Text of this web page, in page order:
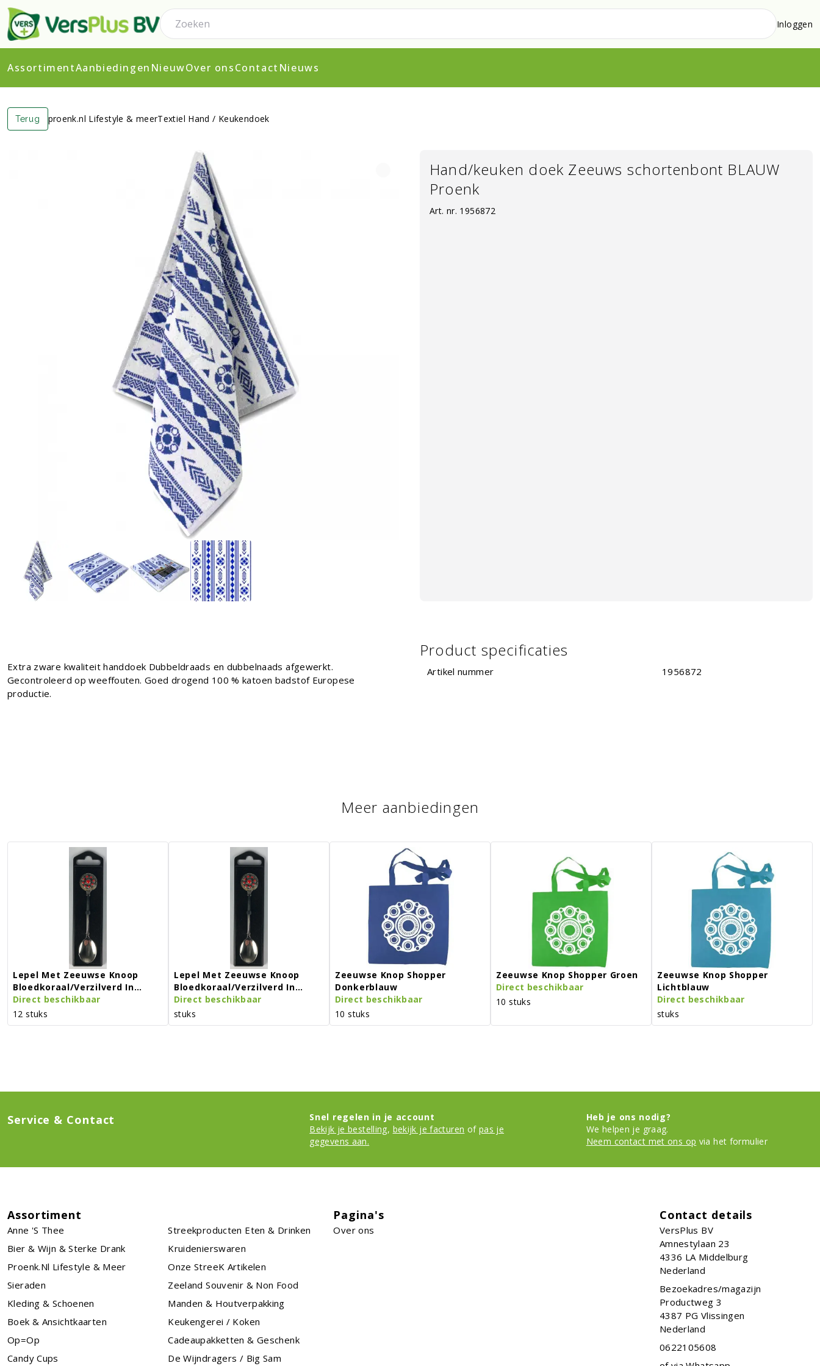
Inloggen
AssortimentAanbiedingen NieuwOver onsContact Nieuws
Terug proenk.nl Lifestyle & meerTextiel Hand / Keukendoek
Hand/keuken doek Zeeuws schortenbont BLAUW
Proenk
Art. nr. 1956872
Extra zware kwaliteit handdoek Dubbeldraads en dubbelnaads afgewerkt.
Gecontroleerd op weeffouten. Goed drogend 100 % katoen badstof Europese
productie.
Product specificaties
Artikel nummer 1956872
Meer aanbiedingen
Lepel Met Zeeuwse Knoop
Bloedkoraal/verzilverd In
Doosje
Direct beschikbaar
12 stuks
Lepel Met Zeeuwse Knoop
Bloedkoraal/verzilverd In
Doosje
Direct beschikbaar
stuks
Zeeuwse Knop Shopper
Donkerblauw
Direct beschikbaar
10 stuks
Zeeuwse Knop Shopper Groen
Direct beschikbaar
10 stuks
Zeeuwse Knop Shopper
Lichtblauw
Direct beschikbaar
stuks
Service & Contact
Snel regelen in je account
Bekijk je bestelling, bekijk je facturen of pas je
gegevens aan.
Heb je ons nodig?
We helpen je graag.
Neem contact met ons op via het formulier
Assortiment
Anne 's Thee
Streekproducten Eten & Drinken
Bier & Wijn & Sterke Drank
Kruidenierswaren
Proenk.nl Lifestyle & Meer
Onze StreeK Artikelen
Sieraden
Zeeland Souvenir & Non Food
Kleding & Schoenen
Manden & Houtverpakking
Boek & Ansichtkaarten
Keukengerei / Koken
Op=Op
Cadeaupakketten & Geschenk
Candy Cups
De Wijndragers / Big Sam
Pagina's
Over ons
Contact details
VersPlus BV
Amnestylaan 23
4336 LA Middelburg
Nederland
Bezoekadres/magazijn
Productweg 3
4387 PG Vlissingen
Nederland
0622105608